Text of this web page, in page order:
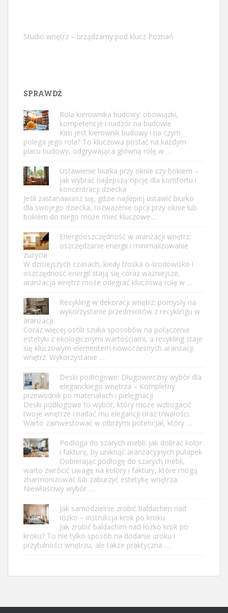
Studio wnętrz – urządzamy pod klucz Poznań
SPRAWDŹ
Rola kierownika budowy: obowiązki,
kompetencje i nadzór na budowie
Kim jest kierownik budowy i na czym
polega jego rola? To kluczowa postać na każdym
placu budowy, odgrywająca główną rolę w …
Ustawienie biurka przy oknie czy bokiem –
jak wybrać najlepszą opcję dla komfortu i
koncentracji dziecka
Jeśli zastanawiasz się, gdzie najlepiej ustawić biurko
dla swojego dziecka, rozważenie opcji przy oknie lub
bokiem do niego może mieć kluczowe …
Energooszczędność w aranżacji wnętrz:
oszczędzanie energii i minimalizowanie
zużycia
W dzisiejszych czasach, kiedy troska o środowisko i
oszczędność energii stają się coraz ważniejsze,
aranżacja wnętrz może odegrać kluczową rolę w …
Recykling w dekoracji wnętrz: pomysły na
wykorzystanie przedmiotów z recyklingu w
aranżacji
Coraz więcej osób szuka sposobów na połączenie
estetyki z ekologicznymi wartościami, a recykling staje
się kluczowym elementem nowoczesnych aranżacji
wnętrz. Wykorzystanie …
Deski podłogowe: Długowieczny wybór dla
eleganckiego wnętrza – Kompletny
przewodnik po materiałach i pielęgnacji
Deski podłogowe to wybór, który może wzbogacić
twoje wnętrze i nadać mu elegancji oraz trwałości.
Warto zainwestować w olbrzymi potencjał, który …
Podłoga do szarych mebli: jak dobrać kolor
i fakturę, by uniknąć aranżacyjnych pułapek
Dobierając podłogę do szarych mebli,
warto zwrócić uwagę na kolory i faktury, które mogą
zharmonizować lub zaburzyć estetykę wnętrza.
Niewłaściwy wybór …
Jak samodzielnie zrobić baldachim nad
łóżko – instrukcja krok po kroku
Jak zrobić baldachim nad łóżko krok po
kroku? To nie tylko sposób na dodanie uroku i
przytulności wnętrzu, ale także praktyczna …